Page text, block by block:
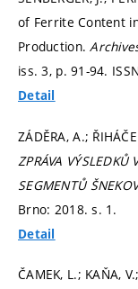
of Ferrite Content
Production.
iss. 3, p. 91-94.
Detail
ZÁDĚRA, A.;
ZPRÁVA
SEGMENTŮ
Brno: 2018.s. 1.
Detail
ČAMEK, L.; KAŇA,